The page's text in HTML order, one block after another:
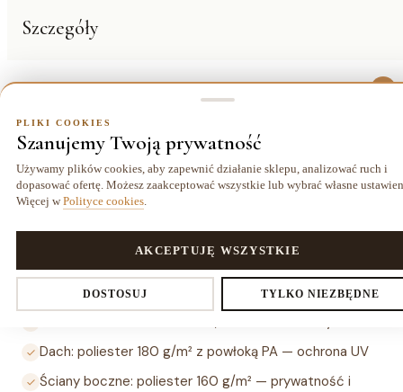
Szczegóły
Opis
Pawilon ogrodowy ULRIK o średnicy 375 cm i wysokości 265
cm w kolorze beżowym. Stalowa rama śr. rury 48/19 mm w
kolorze ciemnoszarym, dach z poliestru 180 g/m² z powłoką
PA (ochrona UV), ściany boczne z poliestru 160 g/m². Waga
35 kg. Do ogrodu, tarasu i strefy przy basenie.
Okrągła altana śr. 375 cm, wys. 265 cm
Dach: poliester 180 g/m² z powłoką PA — ochrona UV
Ściany boczne: poliester 160 g/m² — prywatność i
PLIKI COOKIES
Szanujemy Twoją prywatność
Używamy plików cookies, aby zapewnić działanie sklepu, analizować ruch i
dopasować ofertę. Możesz zaakceptować wszystkie lub wybrać własne
Więcej w Polityce cookies
DOSTOSUJ TYLKO NIEZBĘDNE
AKCEPTUJĘ WSZYSTKIE
Ustawienia prywatności
Decydujesz, które dane zbieramy. Niezbędne pliki cookies są